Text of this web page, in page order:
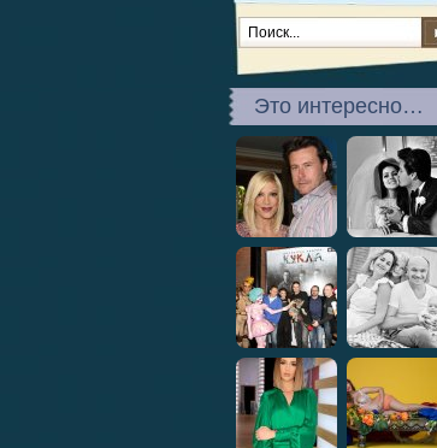
Это интересно…